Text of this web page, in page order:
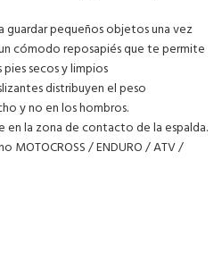
guardar pequeños objetos una vez
cómodo reposapiés que te permite
secos y limpios
distribuyen el peso
y no en los hombros.
en la zona de contacto de la espalda.
MOTOCROSS / ENDURO / ATV /